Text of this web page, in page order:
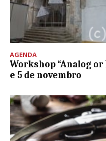
AGENDA
Workshop “Analog
e 5 de novembro